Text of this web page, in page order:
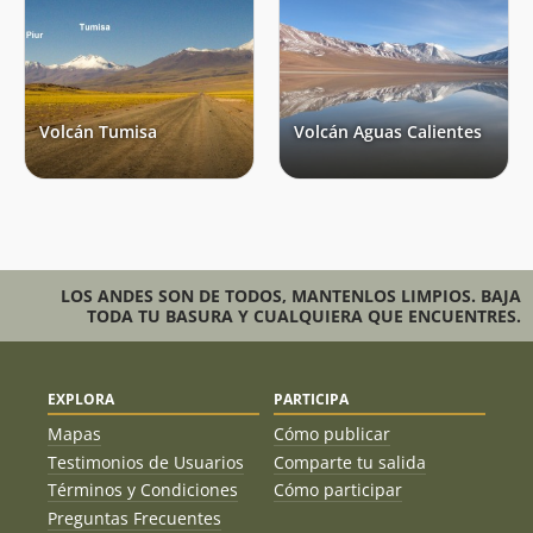
Volcán Tumisa Volcán Aguas Calientes
LOS ANDES SON DE TODOS, MANTENLOS LIMPIOS. BAJA
TODA TU BASURA Y CUALQUIERA QUE ENCUENTRES.
EXPLORA
Mapas
Testimonios de Usuarios
Términos y Condiciones
Preguntas Frecuentes
PARTICIPA
Cómo publicar
Comparte tu salida
Cómo participar